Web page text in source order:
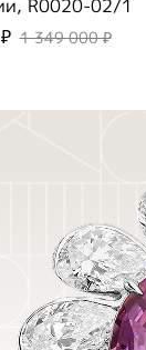
R0020-02/1
1 349 000 ₽